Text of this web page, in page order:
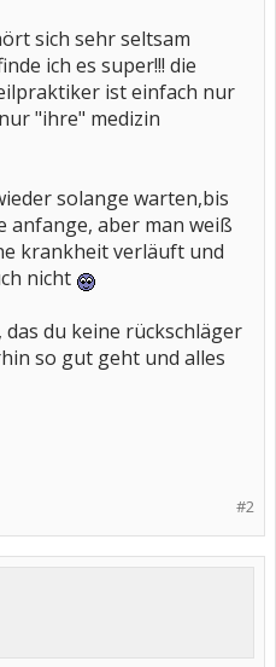
sich sehr seltsam
ich es super!!! die
ist einfach nur
"ihre" medizin
solange warten,bis
anfange, aber man weiß
krankheit verläuft und
nicht
du keine rückschläger
so gut geht und alles
#2